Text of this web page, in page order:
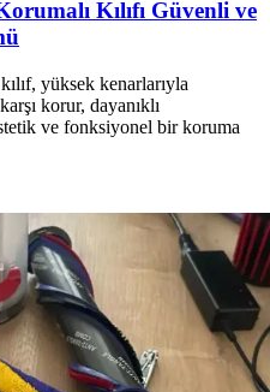
Kılıfı Güvenli ve
yüksek kenarlarıyla
korur, dayanıklı
ve fonksiyonel bir koruma